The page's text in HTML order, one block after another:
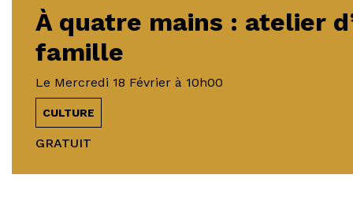
À quatre mains : atelier
famille
Le Mercredi 18 Février à 10h00
CULTURE
GRATUIT